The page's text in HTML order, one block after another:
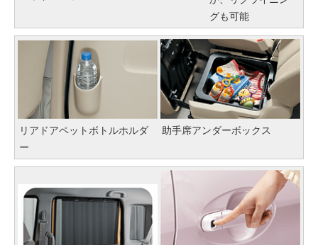
グも可能
リアドアペットボトルホルダ
ー
助手席アンダーボックス